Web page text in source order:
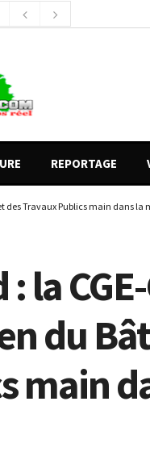
REPORTAGE
des Travaux Publics main dans la
la
du
main